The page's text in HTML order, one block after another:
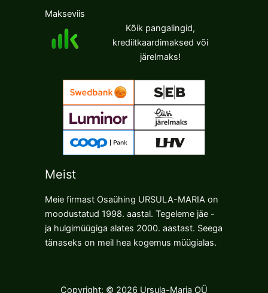
Makseviis
Kõik pangalingid,
krediitkaardimaksed või
järelmaks!
Meist
Meie firmast Osaühing URSULA-MARIA on
moodustatud 1998. aastal. Tegeleme jäe -
ja hulgimüügiga alates 2000. aastast. Seega
tänaseks on meil hea kogemus müügialas.
Copyright: © 2026 Ursula-Maria OÜ